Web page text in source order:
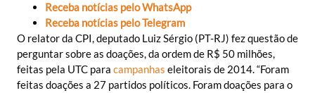
Receba notícias pelo WhatsApp
Receba notícias pelo Telegram
O relator da CPI, deputado Luiz Sérgio (PT-RJ) fez questão de
perguntar sobre as doações, da ordem de R$ 50 milhões,
feitas pela UTC para campanhas eleitorais de 2014. “Foram
feitas doações a 27 partidos políticos. Foram doações para o